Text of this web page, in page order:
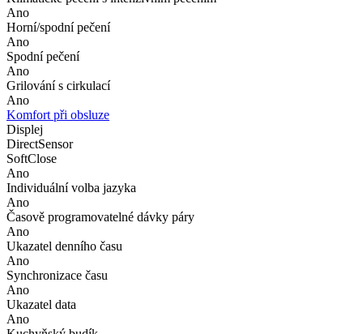
Ano
Horní/spodní pečení
Ano
Spodní pečení
Ano
Grilování s cirkulací
Ano
Komfort při obsluze
Displej
DirectSensor
SoftClose
Ano
Individuální volba jazyka
Ano
Časově programovatelné dávky páry
Ano
Ukazatel denního času
Ano
Synchronizace času
Ano
Ukazatel data
Ano